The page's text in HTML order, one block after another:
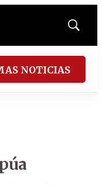
Mostrar
NOTICIAS